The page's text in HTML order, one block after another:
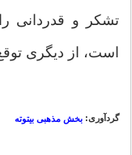
تشکر و قدردانی
است، از دیگری
گردآوری: بخش مذهبی بیتوته